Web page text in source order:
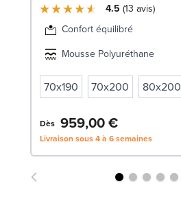
4.5 13 avis
Confort équilibré
Mousse Polyuréthane
70x190 70x200 80x200
Dès 959,00 €
Livraison sous 4 à 6 semaines